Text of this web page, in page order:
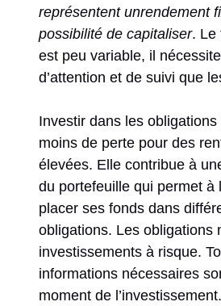
représentent unrendement
possibilité de capitaliser. Le
est peu variable, il
d’attention et de suivi que
Investir dans les
moins de perte pour des
élevées. Elle contribue à
du portefeuille qui permet à
placer ses fonds dans
obligations. Les obligations
investissements à risque.
informations nécessaires
moment de l’investissement.